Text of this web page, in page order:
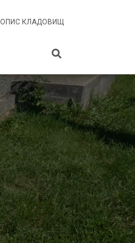
ОПИС КЛАДОВИЩ